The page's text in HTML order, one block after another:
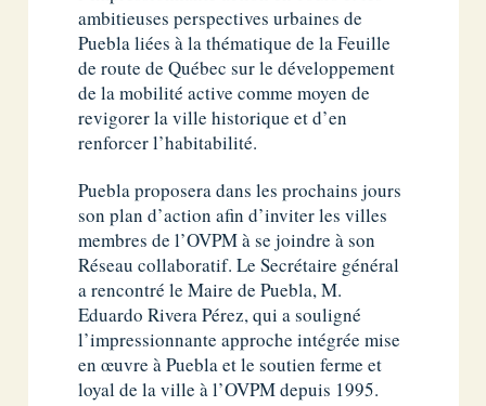
ambitieuses perspectives urbaines de
Puebla liées à la thématique de la Feuille
de route de Québec sur le développement
de la mobilité active comme moyen de
revigorer la ville historique et d’en
renforcer l’habitabilité.
Puebla proposera dans les prochains jours
son plan d’action afin d’inviter les villes
membres de l’OVPM à se joindre à son
Réseau collaboratif. Le Secrétaire général
a rencontré le Maire de Puebla, M.
Eduardo Rivera Pérez, qui a souligné
l’impressionnante approche intégrée mise
en œuvre à Puebla et le soutien ferme et
loyal de la ville à l’OVPM depuis 1995.